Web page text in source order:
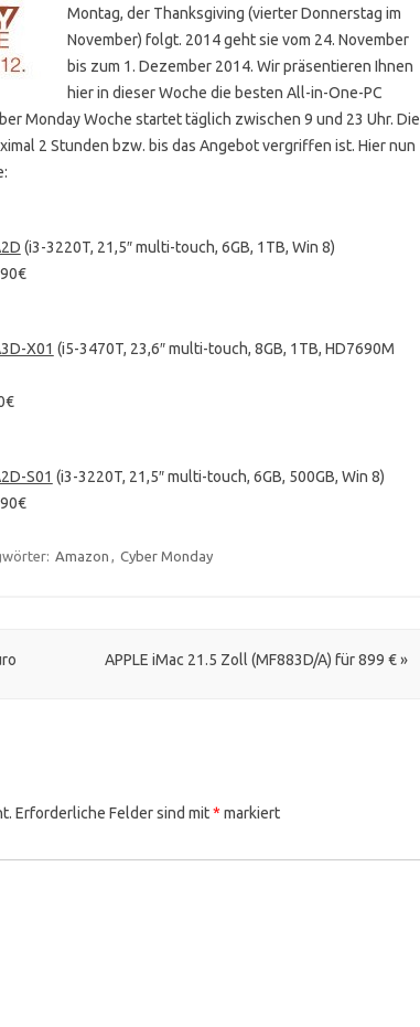
Montag, der Thanksgiving (vierter Donnerstag im
November) folgt. 2014 geht sie vom 24. November
bis zum 1. Dezember 2014. Wir präsentieren Ihnen
hier in dieser Woche die besten All-in-One-PC
Monday Woche startet täglich zwischen 9 und 23 Uhr. Die
2 Stunden bzw. bis das Angebot vergriffen ist. Hier nun
(i3-3220T, 21,5″ multi-touch, 6GB, 1TB, Win 8)
X01 (i5-3470T, 23,6″ multi-touch, 8GB, 1TB, HD7690M
S01 (i3-3220T, 21,5″ multi-touch, 6GB, 500GB, Win 8)
Amazon , Cyber Monday
APPLE iMac 21.5 Zoll (MF883D/A) für 899 €»
Erforderliche Felder sind mit* markiert